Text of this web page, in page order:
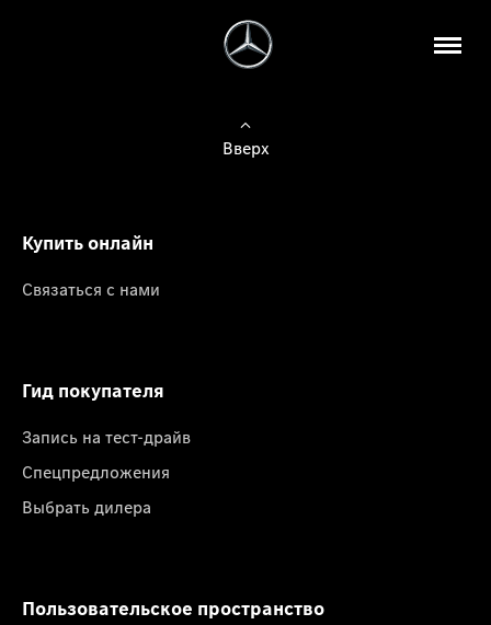
Вверх
Купить онлайн
Связаться с нами
Гид покупателя
Запись на тест-драйв
Спецпредложения
Выбрать дилера
Пользовательское пространство